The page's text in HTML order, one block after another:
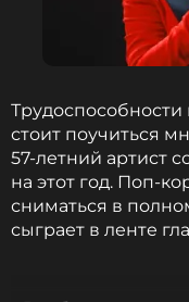
стоит поучиться
57-летний артист
на этот год. Поп-
сниматься в
сыграет в ленте